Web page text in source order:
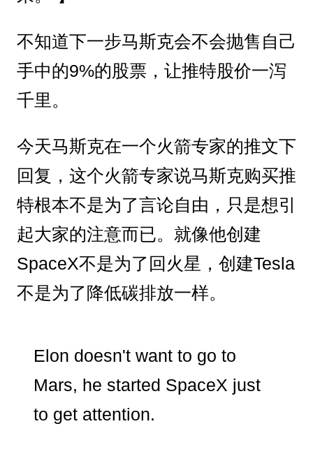
不知道下一步马斯克会不会抛售自己
手中的9%的股票，让推特股价一泻
千里。
今天马斯克在一个火箭专家的推文下
回复，这个火箭专家说马斯克购买推
特根本不是为了言论自由，只是想引
起大家的注意而已。就像他创建
SpaceX不是为了回火星，创建Tesla
不是为了降低碳排放一样。
Elon doesn't want to go to
Mars, he started SpaceX just
to get attention.